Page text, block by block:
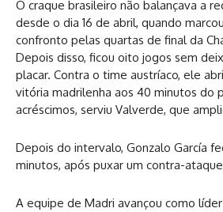
O craque brasileiro não balançava a
desde o dia 16 de abril, quando
confronto pelas quartas de final da
Depois disso, ficou oito jogos sem
placar. Contra o time austríaco, ele
vitória madrilenha aos 40 minutos do
acréscimos, serviu Valverde, que
Depois do intervalo, Gonzalo García
minutos, após puxar um contra-
A equipe de Madri avançou como